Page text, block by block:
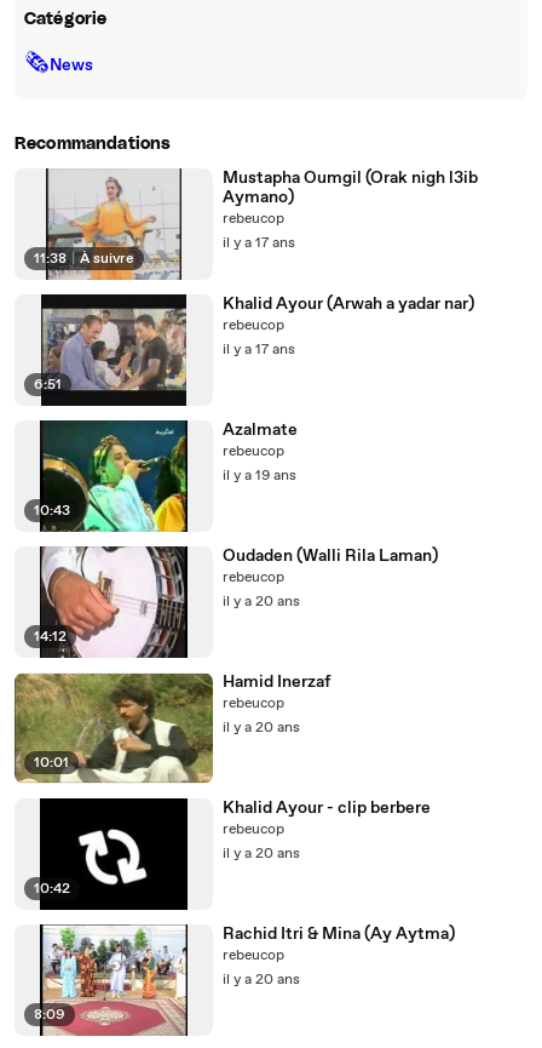
Catégorie
🗞News
Recommandations
11:38 À suivre
Mustapha Oumgil (Orak nigh l3ib
Aymano)
rebeucop
il y a 17 ans
6:51
Khalid Ayour (Arwah a yadar nar)
rebeucop
il y a 17 ans
10:43
Azalmate
rebeucop
il y a 19 ans
14:12
Oudaden (Walli Rila Laman)
rebeucop
il y a 20 ans
10:01
Hamid Inerzaf
rebeucop
il y a 20 ans
10:42
Khalid Ayour - clip berbere
rebeucop
il y a 20 ans
8:09
Rachid Itri & Mina (Ay Aytma)
rebeucop
il y a 20 ans